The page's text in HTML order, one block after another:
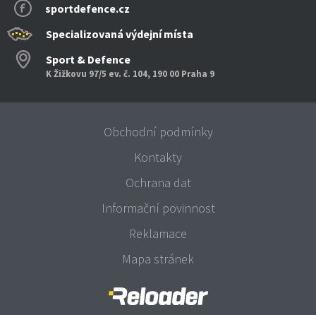
sportdefence.cz
Specializovaná výdejní místa
Sport & Defence
K Žižkovu 97/5 ev. č. 104, 190 00 Praha 9
Obchodní podmínky
Kontakty
Ochrana dat
Informační povinnost
Reklamace
Mapa stránek